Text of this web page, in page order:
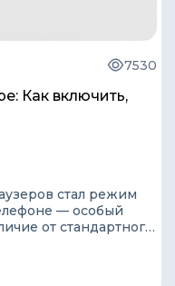
7530
Как включить,
стал режим
— особый
от стандартного
следов и
рисков.